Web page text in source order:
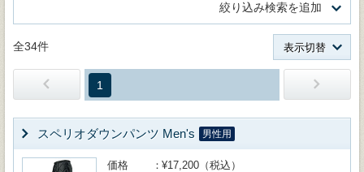
絞り込み検索を追加
全34件 表示切替
1
スペリオダウンパンツ Men's 男性用
価格
¥17,200（税込）